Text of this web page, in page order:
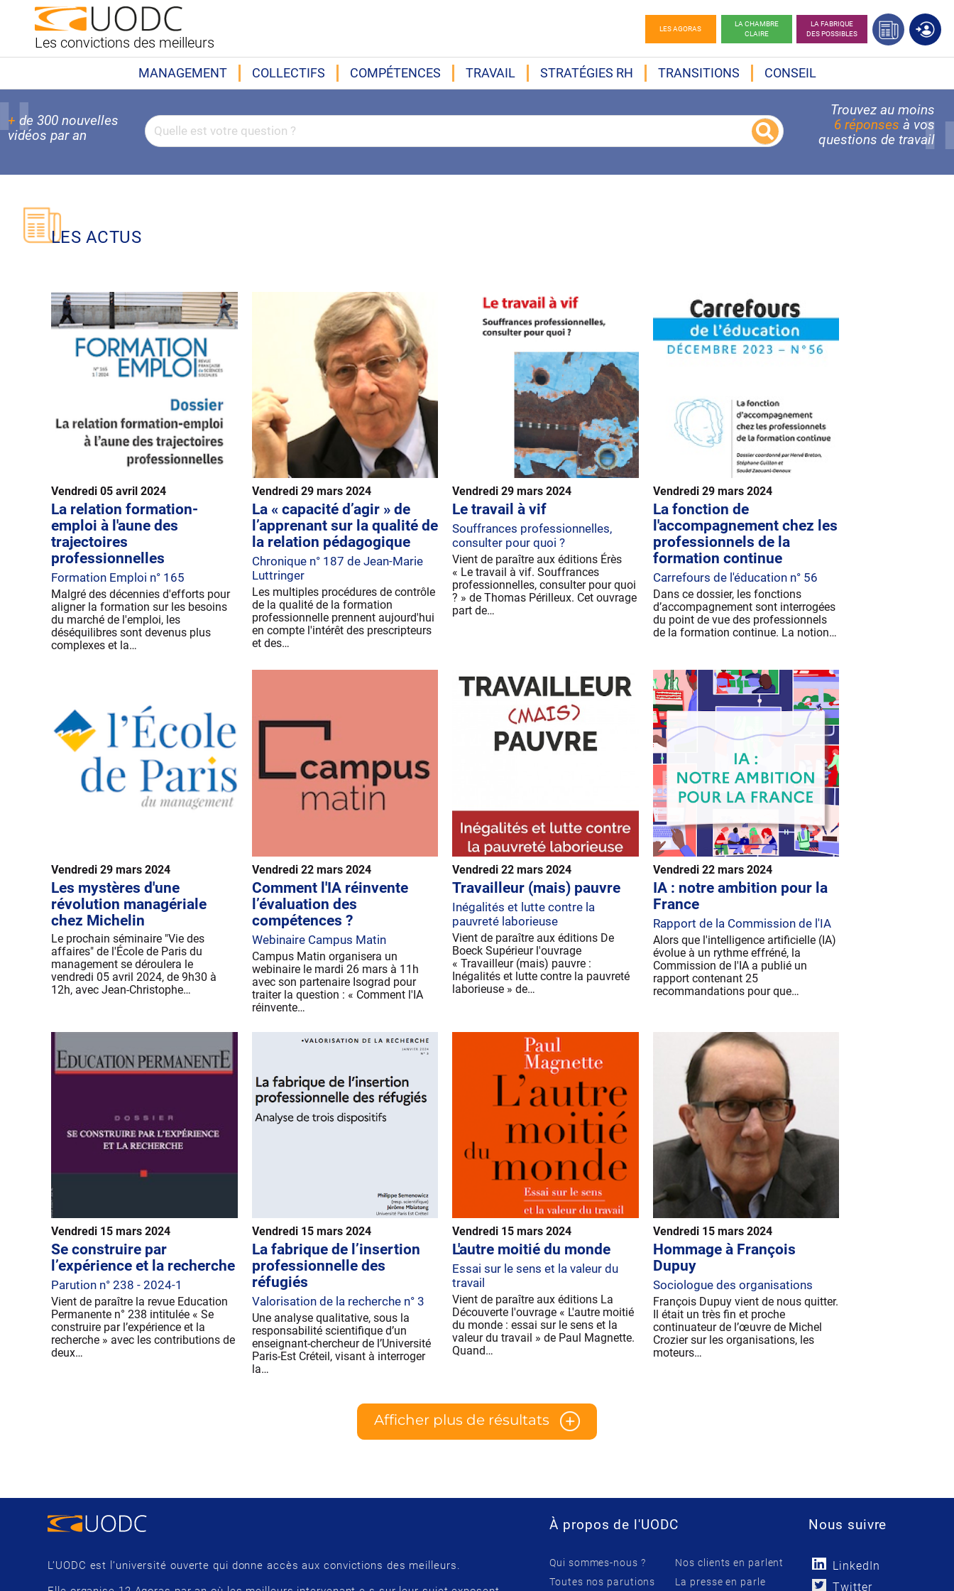
Les convictions des meilleurs
LES AGORAS
LA CHAMBRE
CLAIRE
LA FABRIQUE
DES POSSIBLES
MANAGEMENT COLLECTIFS COMPÉTENCES TRAVAIL STRATÉGIES RH TRANSITIONS CONSEIL
+ de 300 nouvelles
vidéos par an
Trouvez au moins
6 réponses à vos
questions de travail
LES ACTUS
Vendredi 05 avril 2024
La relation formation-
emploi à l'aune des
trajectoires
professionnelles
Formation Emploi n° 165
Malgré des décennies d'efforts pour
aligner la formation sur les besoins
du marché de l'emploi, les
déséquilibres sont devenus plus
complexes et la…
Vendredi 29 mars 2024
La « capacité d’agir » de
l’apprenant sur la qualité de
la relation pédagogique
Chronique n° 187 de Jean-Marie
Luttringer
Les multiples procédures de contrôle
de la qualité de la formation
professionnelle prennent aujourd'hui
en compte l'intérêt des prescripteurs
et des…
Vendredi 29 mars 2024
Le travail à vif
Souffrances professionnelles,
consulter pour quoi ?
Vient de paraître aux éditions Érès
« Le travail à vif. Souffrances
professionnelles, consulter pour quoi
? » de Thomas Périlleux. Cet ouvrage
part de…
Vendredi 29 mars 2024
La fonction de
l'accompagnement chez les
professionnels de la
formation continue
Carrefours de l'éducation n° 56
Dans ce dossier, les fonctions
d’accompagnement sont interrogées
du point de vue des professionnels
de la formation continue. La notion…
Vendredi 29 mars 2024
Les mystères d'une
révolution managériale
chez Michelin
Le prochain séminaire "Vie des
affaires" de l'École de Paris du
management se déroulera le
vendredi 05 avril 2024, de 9h30 à
12h, avec Jean-Christophe…
Vendredi 22 mars 2024
Comment l'IA réinvente
l’évaluation des
compétences ?
Webinaire Campus Matin
Campus Matin organisera un
webinaire le mardi 26 mars à 11h
avec son partenaire Isograd pour
traiter la question : « Comment l'IA
réinvente…
Vendredi 22 mars 2024
Travailleur (mais) pauvre
Inégalités et lutte contre la
pauvreté laborieuse
Vient de paraître aux éditions De
Boeck Supérieur l'ouvrage
« Travailleur (mais) pauvre :
Inégalités et lutte contre la pauvreté
laborieuse » de…
Vendredi 22 mars 2024
IA : notre ambition pour la
France
Rapport de la Commission de l'IA
Alors que l'intelligence artificielle (IA)
évolue à un rythme effréné, la
Commission de l'IA a publié un
rapport contenant 25
recommandations pour que…
Vendredi 15 mars 2024
Se construire par
l’expérience et la recherche
Parution n° 238 - 2024-1
Vient de paraître la revue Education
Permanente n° 238 intitulée « Se
construire par l’expérience et la
recherche » avec les contributions de
deux…
Vendredi 15 mars 2024
La fabrique de l’insertion
professionnelle des
réfugiés
Valorisation de la recherche n° 3
Une analyse qualitative, sous la
responsabilité scientifique d’un
enseignant-chercheur de l’Université
Paris-Est Créteil, visant à interroger
la…
Vendredi 15 mars 2024
L'autre moitié du monde
Essai sur le sens et la valeur du
travail
Vient de paraître aux éditions La
Découverte l'ouvrage « L'autre moitié
du monde : essai sur le sens et la
valeur du travail » de Paul Magnette.
Quand…
Vendredi 15 mars 2024
Hommage à François
Dupuy
Sociologue des organisations
François Dupuy vient de nous quitter.
Il était un très fin et proche
continuateur de l’œuvre de Michel
Crozier sur les organisations, les
moteurs…
Afficher plus de résultats
L’UODC est l’université ouverte qui donne accès aux convictions des meilleurs.
À propos de l'UODC
Qui sommes-nous ?
Toutes nos parutions
Nos clients en parlent
La presse en parle
Nous suivre
LinkedIn
Twitter